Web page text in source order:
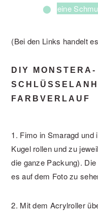
eine
(Bei den Links handelt
DIY MONSTERA-
FARBVERLAUF
1. Fimo in Smaragd und
Kugel rollen und zu
die ganze Packung).
es auf dem Foto zu
2. Mit dem Acrylroller